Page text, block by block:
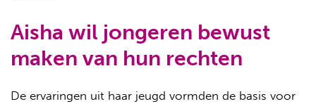
Aisha wil jongeren bewust
maken van hun rechten
De ervaringen uit haar jeugd vormden de basis voor